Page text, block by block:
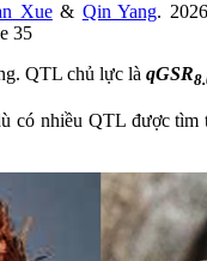
Xue& Qin Yang.
35
QTL chủ lực là qGSR
có nhiều QTL được